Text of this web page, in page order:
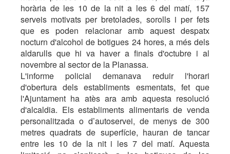
horària de les 10 de la nit a les 6 del matí, 157
serveis motivats per bretolades, sorolls i per fets
que es poden relacionar amb aquest despatx
nocturn d'alcohol de botigues 24 hores, a més dels
aldarulls que hi va haver a finals d'octubre i al
novembre al sector de la Planassa.
L'informe policial demanava reduir l'horari
d'obertura dels establiments esmentats, fet que
l'Ajuntament ha atès ara amb aquesta resolució
d'alcaldia. Els establiments alimentaris de venda
personalitzada o d’autoservei, de menys de 300
metres quadrats de superfície, hauran de tancar
entre les 10 de la nit i les 7 del matí. Aquesta